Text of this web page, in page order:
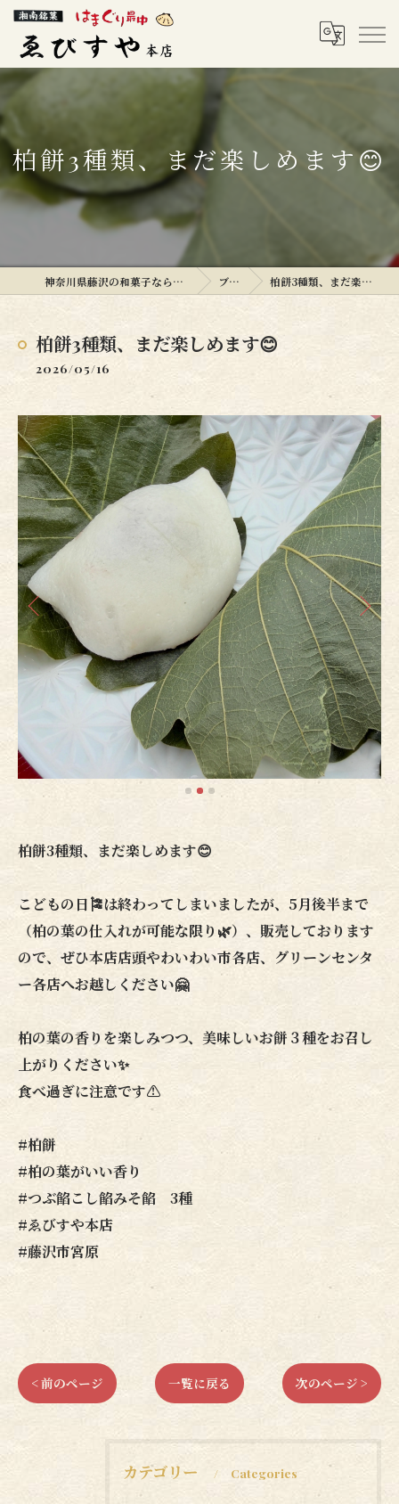
柏餅3種類、まだ楽しめます😊
神奈川県藤沢の和菓子ならゑびすや本店 ブログ 柏餅3種類、まだ楽しめます😊
柏餅3種類、まだ楽しめます😊
2026/05/16
柏餅3種類、まだ楽しめます😊
こどもの日🎏は終わってしまいましたが、5月後半まで
（柏の葉の仕入れが可能な限り🌿）、販売しております
ので、ぜひ本店店頭やわいわい市各店、グリーンセンタ
ー各店へお越しください🤗
柏の葉の香りを楽しみつつ、美味しいお餅３種をお召し
上がりください✨
食べ過ぎに注意です⚠️
#柏餅
#柏の葉がいい香り
#つぶ餡こし餡みそ餡 3種
#ゑびすや本店
#藤沢市宮原
< 前のページ 一覧に戻る 次のページ >
カテゴリー Categories